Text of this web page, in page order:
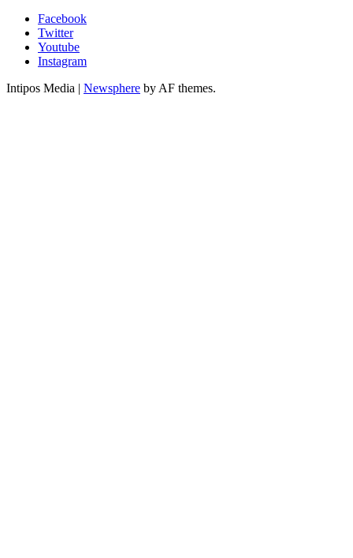
Facebook
Twitter
Youtube
Instagram
Intipos Media | Newsphere by AF themes.